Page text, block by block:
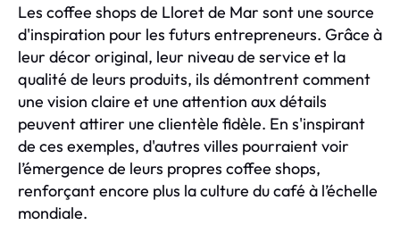
Les coffee shops de Lloret de Mar sont une source
d'inspiration pour les futurs entrepreneurs. Grâce à
leur décor original, leur niveau de service et la
qualité de leurs produits, ils démontrent comment
une vision claire et une attention aux détails
peuvent attirer une clientèle fidèle. En s'inspirant
de ces exemples, d'autres villes pourraient voir
l’émergence de leurs propres coffee shops,
renforçant encore plus la culture du café à l’échelle
mondiale.